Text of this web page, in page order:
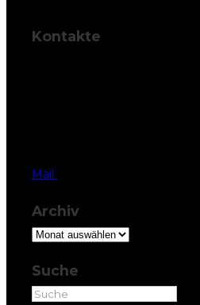
Kontakte
Mail
Archiv
Archiv
Suche